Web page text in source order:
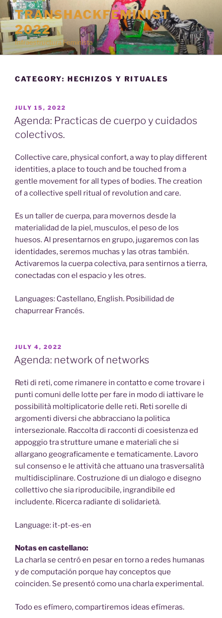
Skip
to
content
TRANSHACKFEMINIST
2022
Infraestructura Feminista
CATEGORY: HECHIZOS Y RITUALES
POSTED
ON
JULY 15, 2022
Agenda: Practicas de cuerpo y cuidados
colectivos.
Collective care, physical confort, a way to play different
identities, a place to touch and be touched from a
gentle movement for all types of bodies. The creation
of a collective spell ritual of revolution and care.
Es un taller de cuerpa, para movernos desde la
materialidad de la piel, musculos, el peso de los
huesos. Al presentarnos en grupo, jugaremos con las
identidades, seremos muchas y las otras también.
Activaremos la cuerpa colectiva, para sentirnos a tierra,
conectadas con el espacio y les otres.
Languages: Castellano, English. Posibilidad de
chapurrear Francés.
POSTED
ON
JULY 4, 2022
Agenda: network of networks
Reti di reti, come rimanere in contatto e come trovare i
punti comuni delle lotte per fare in modo di iattivare le
possibilità moltiplicatorie delle reti. Reti sorelle di
argomenti diversi che abbracciano la politica
intersezionale. Raccolta di racconti di coesistenza ed
appoggio tra strutture umane e materiali che si
allargano geograficamente e tematicamente. Lavoro
sul consenso e le attività che attuano una trasversalità
multidisciplinare. Costruzione di un dialogo e disegno
collettivo che sia riproducibile, ingrandibile ed
includente. Ricerca radiante di solidarietà.
Language: it-pt-es-en
Notas en castellano:
La charla se centró en pesar en torno a redes humanas
y de computación porque hay conceptos que
coinciden. Se presentó como una charla experimental.
Todo es efímero, compartiremos ideas efímeras.